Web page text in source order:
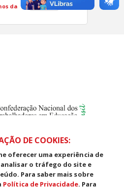
da
PDF
III, Salas 101/106
902 - Brasília - DF
- E-mail cnte@cnte.org.br
DE COOKIES:
oferecer uma experiência de
o tráfego do site e
Para saber mais sobre
Política de Privacidade. Para